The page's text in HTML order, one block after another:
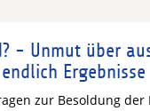
- Unmut über
Ergebnisse
zur Besoldung